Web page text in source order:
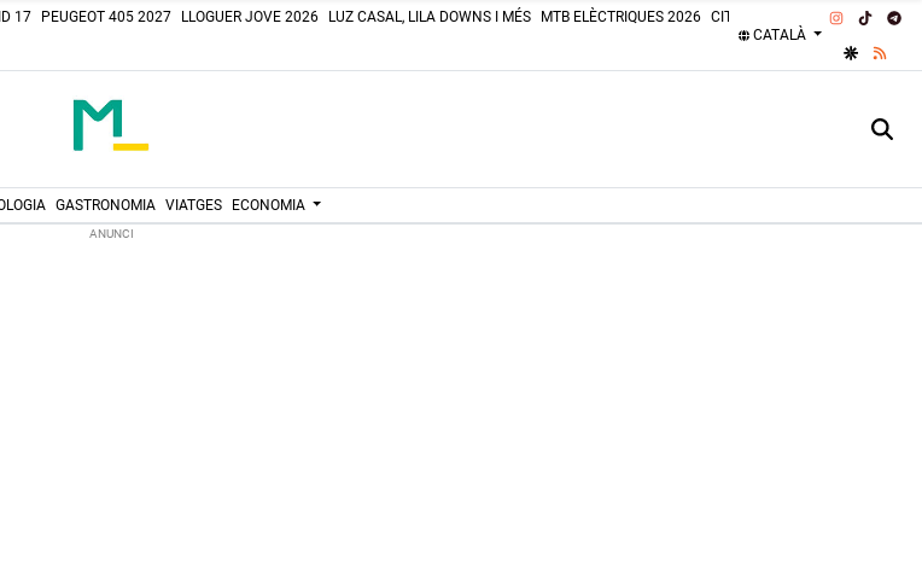
17 PEUGEOT 405 2027 LLOGUER JOVE 2026 LUZ CASAL, LILA DOWNS I MÉS MTB ELÈCTRIQUES 2026 CITROËN 2CV 2026
PLATGES
CATALÀ
INSTAGRAM
TIKTOK
GOOGLE
RSS
GASTRONOMIA VIATGES ECONOMIA